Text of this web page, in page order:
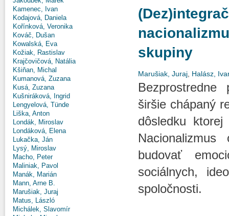
Kamenec, Ivan
Kodajová, Daniela
Kořínková, Veronika
Kováč, Dušan
Kowalská, Eva
Kožiak, Rastislav
Krajčovičová, Natália
Kšiňan, Michal
Kumanová, Zuzana
Kusá, Zuzana
Kušniráková, Ingrid
Lengyelová, Tünde
Liška, Anton
Londák, Miroslav
Londáková, Elena
Lukačka, Ján
Lysý, Miroslav
Macho, Peter
Maliniak, Pavol
Manák, Marián
Mann, Arne B.
Marušiak, Juraj
Matus, László
Michálek, Slavomír
skupiny
Marušiak, Juraj Halász,
širšie chápaný
dôsledku
budovať
sociálnych,
spoločnosti.